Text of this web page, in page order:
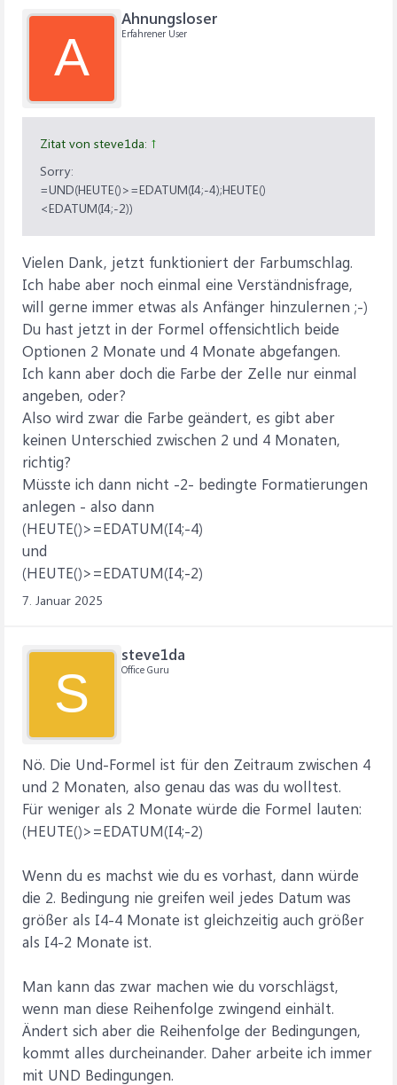
A
Ahnungsloser
Erfahrener User
Zitat von steve1da: ↑
Sorry:
=UND(HEUTE()>=EDATUM(I4;-4);HEUTE()
<EDATUM(I4;-2))
Vielen Dank, jetzt funktioniert der Farbumschlag.
Ich habe aber noch einmal eine Verständnisfrage,
will gerne immer etwas als Anfänger hinzulernen ;-)
Du hast jetzt in der Formel offensichtlich beide
Optionen 2 Monate und 4 Monate abgefangen.
Ich kann aber doch die Farbe der Zelle nur einmal
angeben, oder?
Also wird zwar die Farbe geändert, es gibt aber
keinen Unterschied zwischen 2 und 4 Monaten,
richtig?
Müsste ich dann nicht -2- bedingte Formatierungen
anlegen - also dann
(HEUTE()>=EDATUM(I4;-4)
und
(HEUTE()>=EDATUM(I4;-2)
7. Januar 2025
S
steve1da
Office Guru
Nö. Die Und-Formel ist für den Zeitraum zwischen 4
und 2 Monaten, also genau das was du wolltest.
Für weniger als 2 Monate würde die Formel lauten:
(HEUTE()>=EDATUM(I4;-2)
Wenn du es machst wie du es vorhast, dann würde
die 2. Bedingung nie greifen weil jedes Datum was
größer als I4-4 Monate ist gleichzeitig auch größer
als I4-2 Monate ist.
Man kann das zwar machen wie du vorschlägst,
wenn man diese Reihenfolge zwingend einhält.
Ändert sich aber die Reihenfolge der Bedingungen,
kommt alles durcheinander. Daher arbeite ich immer
mit UND Bedingungen.